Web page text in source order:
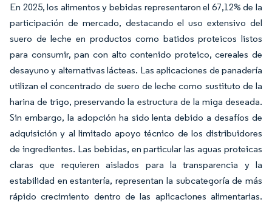
En 2025, los alimentos y bebidas representaron el 67,12% de la
participación de mercado, destacando el uso extensivo del
suero de leche en productos como batidos proteicos listos
para consumir, pan con alto contenido proteico, cereales de
desayuno y alternativas lácteas. Las aplicaciones de panadería
utilizan el concentrado de suero de leche como sustituto de la
harina de trigo, preservando la estructura de la miga deseada.
Sin embargo, la adopción ha sido lenta debido a desafíos de
adquisición y al limitado apoyo técnico de los distribuidores
de ingredientes. Las bebidas, en particular las aguas proteicas
claras que requieren aislados para la transparencia y la
estabilidad en estantería, representan la subcategoría de más
rápido crecimiento dentro de las aplicaciones alimentarias.